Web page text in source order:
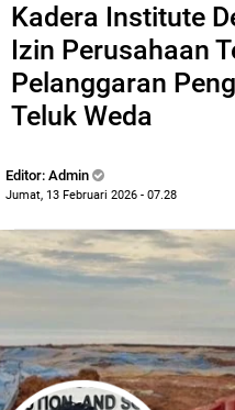
Kadera Institute
Izin Perusahaan
Pelanggaran
Teluk Weda
Editor: Admin
Jumat, 13 Februari 2026 - 07.28